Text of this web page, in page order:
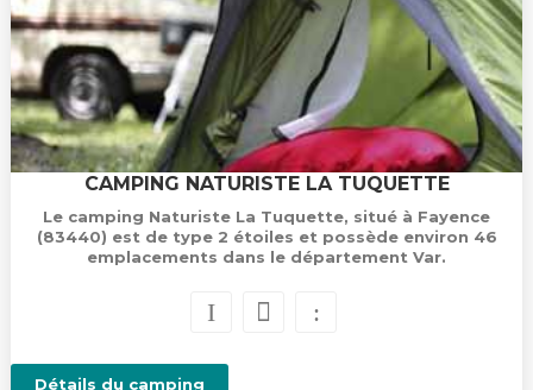
CAMPING NATURISTE LA TUQUETTE
Le camping Naturiste La Tuquette, situé à Fayence
(83440) est de type 2 étoiles et possède environ 46
emplacements dans le département Var.
Détails du camping